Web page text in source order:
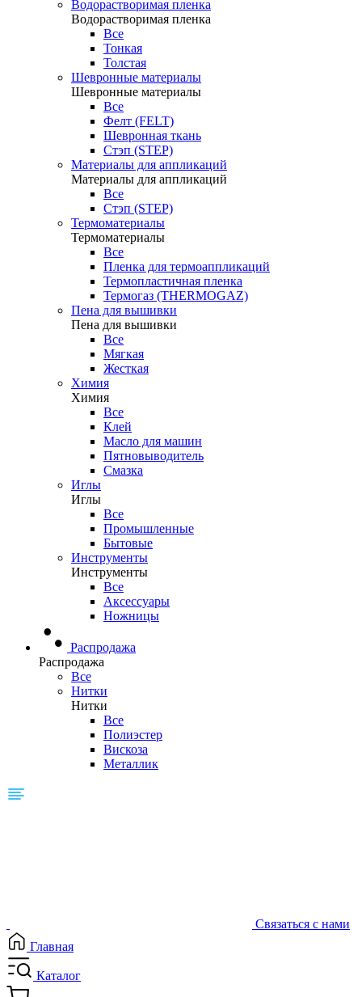
Водорастворимая пленка
Водорастворимая пленка
Все
Тонкая
Толстая
Шевронные материалы
Шевронные материалы
Все
Фелт (FELT)
Шевронная ткань
Стэп (STEP)
Материалы для аппликаций
Материалы для аппликаций
Все
Стэп (STEP)
Термоматериалы
Термоматериалы
Все
Пленка для термоаппликаций
Термопластичная пленка
Термогаз (THERMOGAZ)
Пена для вышивки
Пена для вышивки
Все
Мягкая
Жесткая
Химия
Химия
Все
Клей
Масло для машин
Пятновыводитель
Смазка
Иглы
Иглы
Все
Промышленные
Бытовые
Инструменты
Инструменты
Все
Аксессуары
Ножницы
Распродажа
Распродажа
Все
Нитки
Нитки
Все
Полиэстер
Вискоза
Металлик
Связаться с нами
Главная
Каталог